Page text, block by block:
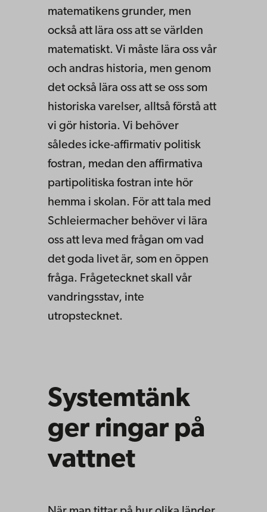
matematikens grunder, men
också att lära oss att se världen
matematiskt. Vi måste lära oss vår
och andras historia, men genom
det också lära oss att se oss som
historiska varelser, alltså förstå att
vi gör historia. Vi behöver
således icke-affirmativ politisk
fostran, medan den affirmativa
partipolitiska fostran inte hör
hemma i skolan. För att tala med
Schleiermacher behöver vi lära
oss att leva med frågan om vad
det goda livet är, som en öppen
fråga. Frågetecknet skall vår
vandringsstav, inte
utropstecknet.
Systemtänk
ger ringar på
vattnet